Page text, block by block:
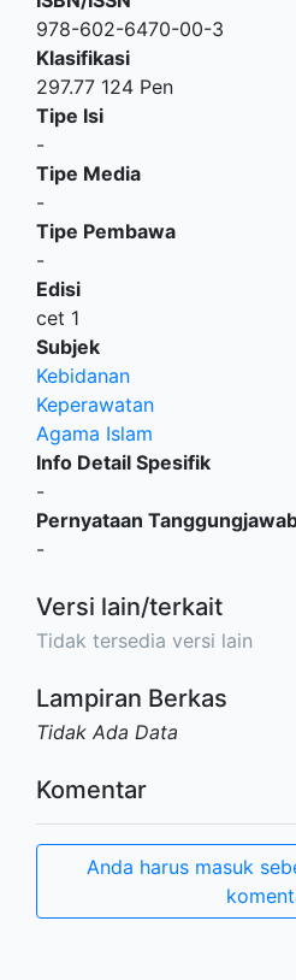
978-602-6470-00-3
Klasifikasi
297.77 124 Pen
Tipe Isi
-
Tipe Media
-
Tipe Pembawa
-
Edisi
cet 1
Subjek
Kebidanan
Keperawatan
Agama Islam
Info Detail Spesifik
-
Pernyataan
-
Versi lain/terkait
Tidak tersedia versi lain
Lampiran Berkas
Tidak Ada Data
Komentar
Anda harus masuk